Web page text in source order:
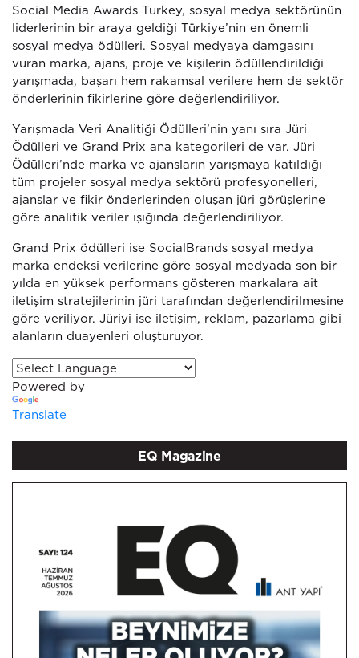
Social Media Awards Turkey, sosyal medya sektörünün
liderlerinin bir araya geldiği Türkiye’nin en önemli
sosyal medya ödülleri. Sosyal medyaya damgasını
vuran marka, ajans, proje ve kişilerin ödüllendirildiği
yarışmada, başarı hem rakamsal verilere hem de sektör
önderlerinin fikirlerine göre değerlendiriliyor.
Yarışmada Veri Analitiği Ödülleri’nin yanı sıra Jüri
Ödülleri ve Grand Prix ana kategorileri de var. Jüri
Ödülleri’nde marka ve ajansların yarışmaya katıldığı
tüm projeler sosyal medya sektörü profesyonelleri,
ajanslar ve fikir önderlerinden oluşan jüri görüşlerine
göre analitik veriler ışığında değerlendiriliyor.
Grand Prix ödülleri ise SocialBrands sosyal medya
marka endeksi verilerine göre sosyal medyada son bir
yılda en yüksek performans gösteren markalara ait
iletişim stratejilerinin jüri tarafından değerlendirilmesine
göre veriliyor. Jüriyi ise iletişim, reklam, pazarlama gibi
alanların duayenleri oluşturuyor.
Powered by
Translate
EQ Magazine